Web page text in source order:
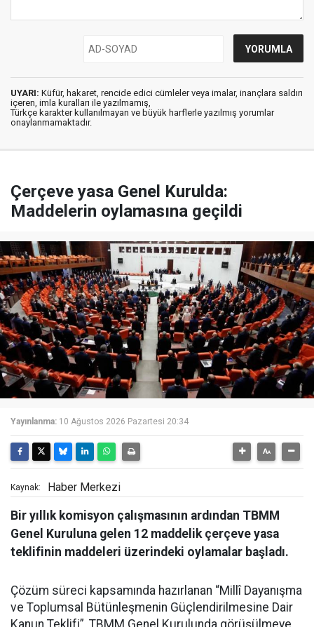
UYARI: Küfür, hakaret, rencide edici cümleler veya imalar, inançlara saldırı
içeren, imla kuralları ile yazılmamış,
Türkçe karakter kullanılmayan ve büyük harflerle yazılmış yorumlar
onaylanmamaktadır.
Çerçeve yasa Genel Kurulda:
Maddelerin oylamasına geçildi
Yayınlanma: 10 Ağustos 2026 Pazartesi 20:34
Kaynak: Haber Merkezi
Bir yıllık komisyon çalışmasının ardından TBMM
Genel Kuruluna gelen 12 maddelik çerçeve yasa
teklifinin maddeleri üzerindeki oylamalar başladı.
Çözüm süreci kapsamında hazırlanan “Millî Dayanışma
ve Toplumsal Bütünleşmenin Güçlendirilmesine Dair
Kanun Teklifi”, TBMM Genel Kurulunda görüşülmeye